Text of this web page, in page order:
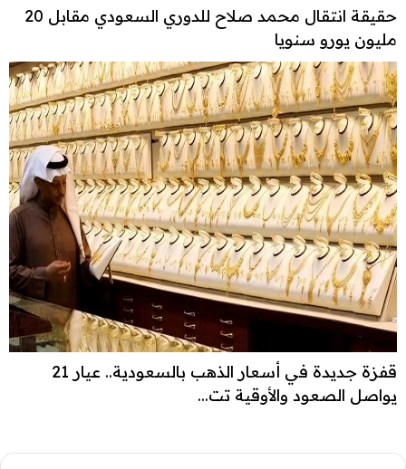
حقيقة انتقال محمد صلاح للدوري السعودي مقابل 20
مليون يورو سنويا
قفزة جديدة في أسعار الذهب بالسعودية.. عيار 21
يواصل الصعود والأوقية تت...